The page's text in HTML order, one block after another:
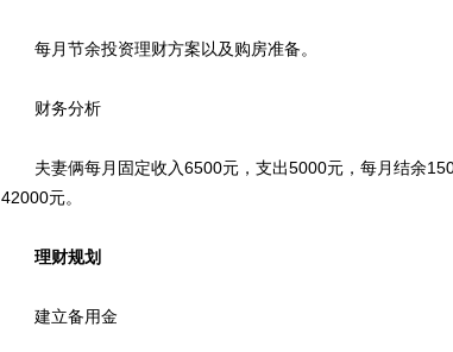
每月节余投资理财方案以及购房准备。
财务分析
夫妻俩每月固定收入6500元，支出5000元，每月结余
42000元。
理财规划
建立备用金